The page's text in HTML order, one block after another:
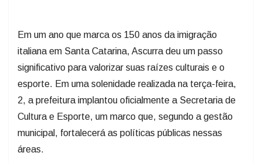
Em um ano que marca os 150 anos da imigração
italiana em Santa Catarina, Ascurra deu um passo
significativo para valorizar suas raízes culturais e o
esporte. Em uma solenidade realizada na terça-feira,
2, a prefeitura implantou oficialmente a Secretaria de
Cultura e Esporte, um marco que, segundo a gestão
municipal, fortalecerá as políticas públicas nessas
áreas.